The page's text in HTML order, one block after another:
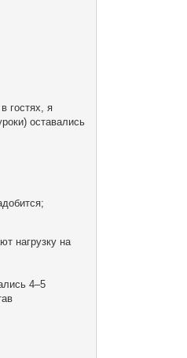
гостях, я
оставались
нагрузку на
4–5